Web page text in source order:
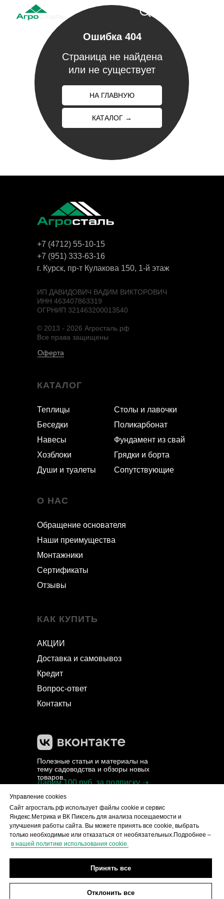
Страница не найдена
или не существует
НА ГЛАВНУЮ
КАТАЛОГ →
Ошибка 404
КАТАЛОГ
Теплицы
Беседки
Навесы
Хозблоки
Души и туалеты
О НАС
Обращение основателя
Наши преимущества
Монтажники
Сертификаты
Отзывы
ИП ДАВИДОВИЧ ВАДИМ ВИКТОРОВИЧ
ИНН 463407863319
ОГРНИП 321463200013540
© 2013 - 2026 Агросталь.рф
Все права защищены
+7 (4712) 55-10-15
+7 (951) 333-63-16
г. Курск, пр-т Кулакова 150, 1-й этаж
Оферта
Политика в отношении обработки
персональных данных
Пользовательское
соглашение
Политика использования файлов cookie
Настройки файлов cookie
АКЦИИ
Доставка и самовывоз
Кредит
Вопрос-ответ
Контакты
КАК КУПИТЬ
Столы и лавочки
Поликарбонат
Фундамент из свай
Грядки и борта
Сопутствующие
Дарим 100 руб. за подписку ➝
Полезные статьи и материалы на
тему садоводства и обзоры новых
товаров.
Управление cookies
Сайт агросталь.рф использует файлы cookie и сервис
Яндекс.Метрика и ВК Пиксель для анализа посещаемости и
улучшения работы сайта. Вы можете принять все cookie, выбрать
только необходимые или отказаться от необязательных.Подробнее –
в нашей политике использования cookie.
Принять все
Отклонить все